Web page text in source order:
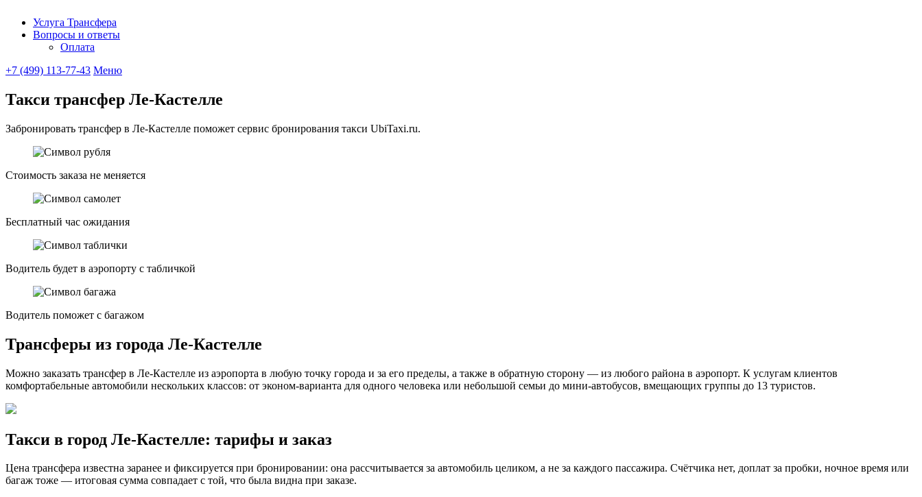
Ubitaxi
Услуга Трансфера
Вопросы и ответы
Оплата
+7 (499) 113-77-43 Меню
Такси трансфер Ле-Кастелле
Забронировать трансфер в Ле-Кастелле поможет сервис бронирования такси UbiTaxi.ru.
Стоимость заказа не меняется
Бесплатный час ожидания
Водитель будет в аэропорту с табличкой
Водитель поможет с багажом
Трансферы из города Ле-Кастелле
Можно заказать трансфер в Ле-Кастелле из аэропорта в любую точку города и за его пределы, а также в обратную сторону — из любого района в аэропорт. К услугам клиентов
комфортабельные автомобили нескольких классов: от эконом-варианта для одного человека или небольшой семьи до мини-автобусов, вмещающих группы до 13 туристов.
Такси в город Ле-Кастелле: тарифы и заказ
Цена трансфера известна заранее и фиксируется при бронировании: она рассчитывается за автомобиль целиком, а не за каждого пассажира. Счётчика нет, доплат за пробки, ночное время или
багаж тоже — итоговая сумма совпадает с той, что была видна при заказе.